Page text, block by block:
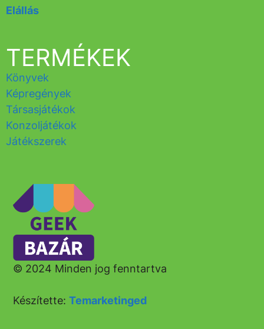
© 2024 Minden jog fenntartva
Készítette:Temarketinged
TERMÉKEK
Könyvek
Képregények
Társasjátékok
Konzoljátékok
Játékszerek
Elállás